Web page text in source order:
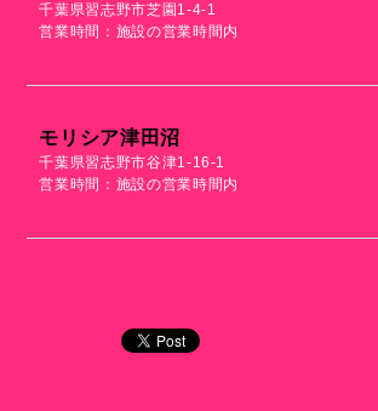
千葉県習志野市芝園1-4-1
営業時間：施設の営業時間内
モリシア津田沼
千葉県習志野市谷津1-16-1
営業時間：施設の営業時間内